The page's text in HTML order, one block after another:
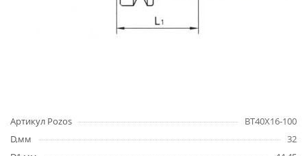
Артикул Pozos
BT40X16-100
D,мм
32